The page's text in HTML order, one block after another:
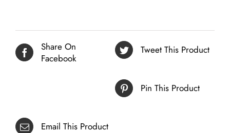
Share On
Facebook
Tweet This Product
Pin This Product
Email This Product